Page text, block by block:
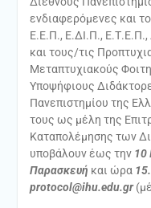
ενδιαφερόμενες και
Ε.Ε.Π., Ε.ΔΙ.Π., Ε.Τ.Ε.Π.,
και τους/τις
Μεταπτυχιακούς
Υποψήφιους
Πανεπιστημίου της
τους ως μέλη της
Καταπολέμησης των
υποβάλουν έως την 10
Παρασκευή και ώρα
protocol@ihu.edu.gr